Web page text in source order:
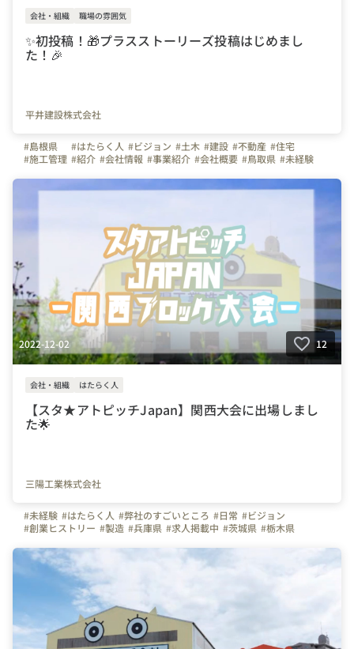
会社・組織 職場の雰囲気
✨初投稿！🎁プラスストーリーズ投稿はじめまし
た！🎉
平井建設株式会社
#島根県 #はたらく人 #ビジョン #土木 #建設 #不動産 #住宅
#施工管理 #紹介 #会社情報 #事業紹介 #会社概要 #鳥取県 #未経験
2022-12-02 12
会社・組織 はたらく人
【スタ★アトピッチJapan】関西大会に出場しまし
た🌟
三陽工業株式会社
#未経験 #はたらく人 #弊社のすごいところ #日常 #ビジョン
#創業ヒストリー #製造 #兵庫県 #求人掲載中 #茨城県 #栃木県
#三重県 #滋賀県
#広島県
#山口県 #香川県 #佐賀県 #長崎県
#大分県
#鹿児島県 #スタ★アトピッチ
#経営者
#会社概要